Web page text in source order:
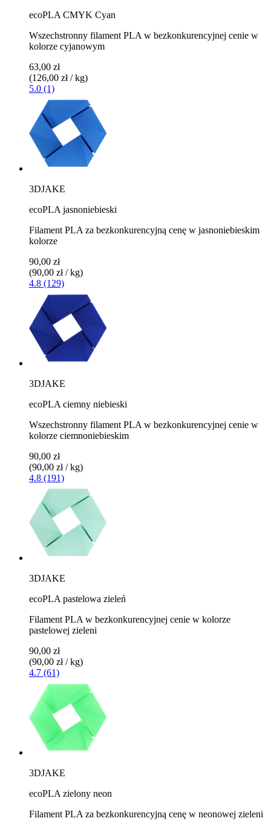
ecoPLA CMYK Cyan
Wszechstronny filament PLA w bezkonkurencyjnej cenie w
kolorze cyjanowym
63,00 zł
(126,00 zł / kg)
5.0 (1)
3DJAKE
ecoPLA jasnoniebieski
Filament PLA za bezkonkurencyjną cenę w jasnoniebieskim
kolorze
90,00 zł
(90,00 zł / kg)
4.8 (129)
3DJAKE
ecoPLA ciemny niebieski
Wszechstronny filament PLA w bezkonkurencyjnej cenie w
kolorze ciemnoniebieskim
90,00 zł
(90,00 zł / kg)
4.8 (191)
3DJAKE
ecoPLA pastelowa zieleń
Filament PLA w bezkonkurencyjnej cenie w kolorze
pastelowej zieleni
90,00 zł
(90,00 zł / kg)
4.7 (61)
3DJAKE
ecoPLA zielony neon
Filament PLA za bezkonkurencyjną cenę w neonowej zieleni